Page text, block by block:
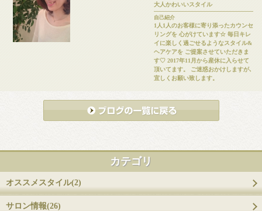
大人かわいいスタイル
自己紹介
1人1人のお客様に寄り添ったカウンセ
リングを 心がけています☆ 毎日キレ
イに楽しく過ごせるようなスタイル&
ヘアケアを ご提案させていただきま
す♡ 2017年11月から産休に入らせて
頂いてます。 ご迷惑おかけしますが､
宜しくお願い致します。
カテゴリ
オススメスタイル(2)
サロン情報(26)